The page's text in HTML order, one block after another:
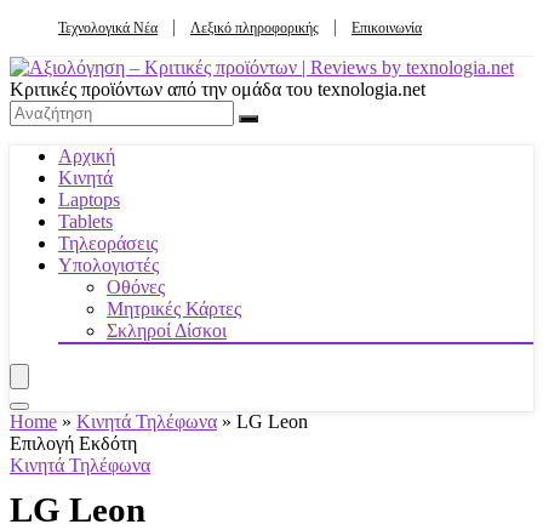
Τεχνολογικά Νέα Λεξικό πληροφορικής Επικοινωνία
Κριτικές προϊόντων από την ομάδα του texnologia.net
Αρχική
Κινητά
Laptops
Tablets
Τηλεοράσεις
Υπολογιστές
Οθόνες
Μητρικές Κάρτες
Σκληροί Δίσκοι
Home » Κινητά Τηλέφωνα » LG Leon
Επιλογή Εκδότη
Κινητά Τηλέφωνα
LG Leon